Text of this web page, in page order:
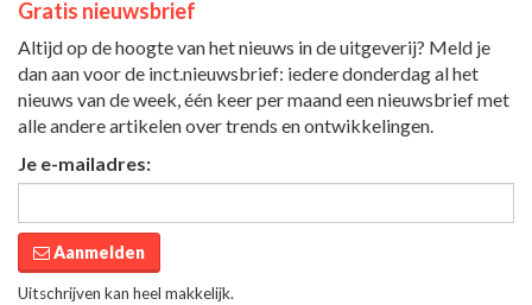
Gratis nieuwsbrief
Altijd op de hoogte van het nieuws in de uitgeverij? Meld je
dan aan voor de inct.nieuwsbrief: iedere donderdag al het
nieuws van de week, één keer per maand een nieuwsbrief met
alle andere artikelen over trends en ontwikkelingen.
Je e-mailadres:
Aanmelden
Uitschrijven kan heel makkelijk.